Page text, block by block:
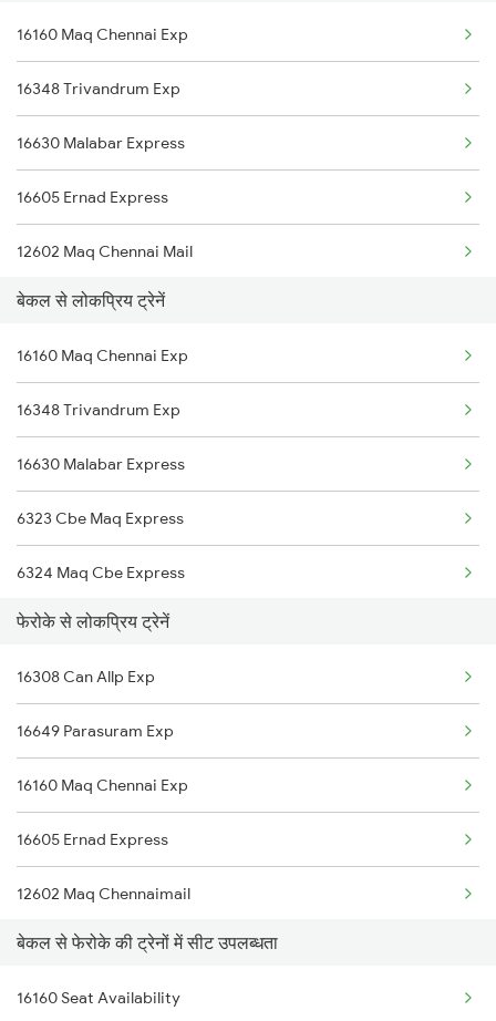
Feroke to Payyanur Trains
Bekal to Changanassery Trains
Bekal to Cheruvathur Trains
Bekal to Ernakulam Trains
16160 Maq Chennai Exp
16348 Trivandrum Exp
16630 Malabar Express
16605 Ernad Express
12602 Maq Chennai Mail
16603 Maveli Express
बेकल से लोकप्रिय ट्रेनें
16160 Maq Chennai Exp
16348 Trivandrum Exp
16630 Malabar Express
6323 Cbe Maq Express
6324 Maq Cbe Express
6347 Tvc Maq Express
6348 Maq Tvc Exp
6630 Maq Tvc Express
16610 Maq Clt Express
16629 Malabar Express
16323 Cbe Maq Express
16324 Maq Cbe Express
16159 Ms Maq Exp
फेरोके से लोकप्रिय ट्रेनें
16308 Can Allp Exp
16649 Parasuram Exp
16160 Maq Chennai Exp
16605 Ernad Express
12602 Maq Chennaimail
16348 Trivandrum Exp
16603 Maveli Express
बेकल से फेरोके की ट्रेनों में सीट उपलब्धता
16160 Seat Availability